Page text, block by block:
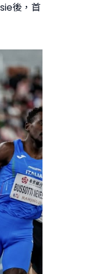
後，首